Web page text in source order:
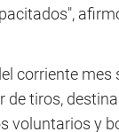
corriente mes
de tiros,
voluntarios y